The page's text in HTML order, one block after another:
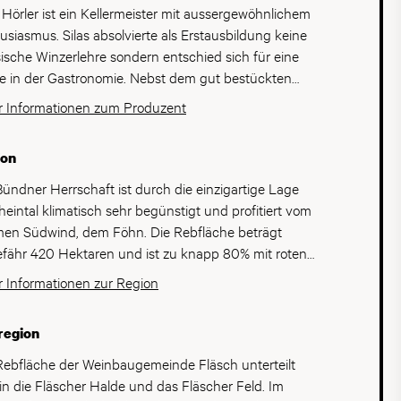
Hörler ist ein Kellermeister mit aussergewöhnlichem
Silas absolvierte als Erstausbildung keine
Winzerlehre sondern entschied sich für eine
in der Gastronomie. Nebst dem gut bestückten
seines Vaters, war die Kochlehre im 17 Gault
Punkte Restaurant Blumenau bei Lehrmeister
Maag ihn jeden Tag Weine blind verkosten und
Lehrlingslöhne flossen direkt in eine Kiste
Montrachet» von Leflaive. Seine Erfahrungen
Silas Hörler bei einigen der renommiertesten
der Schweiz, unter anderem als
Silas Hörler als Betriebsleiter und Kellermeister im
Frau Martina die eigenen Rebstöcke in Fläsch.
werden die Trauben bei einem befreundeten
da sie selbst keinen eigenen Keller haben. Die
Informationen zum Produzent
Herrschaft ist durch die einzigartige Lage
klimatisch sehr begünstigt und profitiert vom
Südwind, dem Föhn. Die Rebfläche beträgt
420 Hektaren und ist zu knapp 80% mit roten
bestockt, wovon Pinot Noir der unbestrittene
Rebberg ist. Bei den weissen Sorten ist die Vielfalt
als weissem Aushängeschild. Aufgrund der
Weinqualität und den klassischen
Sorten wird die Bündner Herrschaft als das
Informationen zur Region
der Weinbaugemeinde Fläsch unterteilt
die Fläscher Halde und das Fläscher Feld. Im